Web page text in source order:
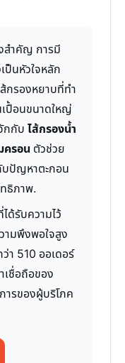
สำคัญ การมี
ป็นหัวใจหลัก
กรองหยาบที่ทำ
ปื้อนขนาดใหญ่
กกับ ไส้กรองน้ำ
ครอน ตัวช่วย
ปัญหาตะกอน
ธิภาพ.
ด้รับความไว้
ามพึงพอใจสูง
า 510 ออเดอร์
ชื่อถือของ
รของผู้บริโภค